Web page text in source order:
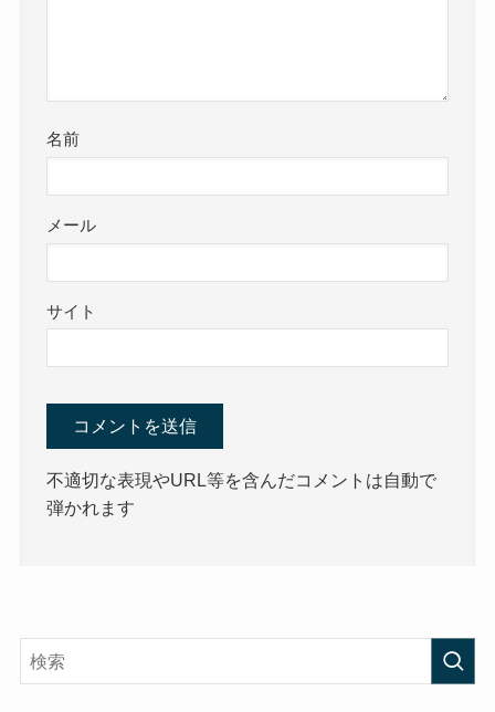
名前
メール
サイト
不適切な表現やURL等を含んだコメントは自動で
弾かれます